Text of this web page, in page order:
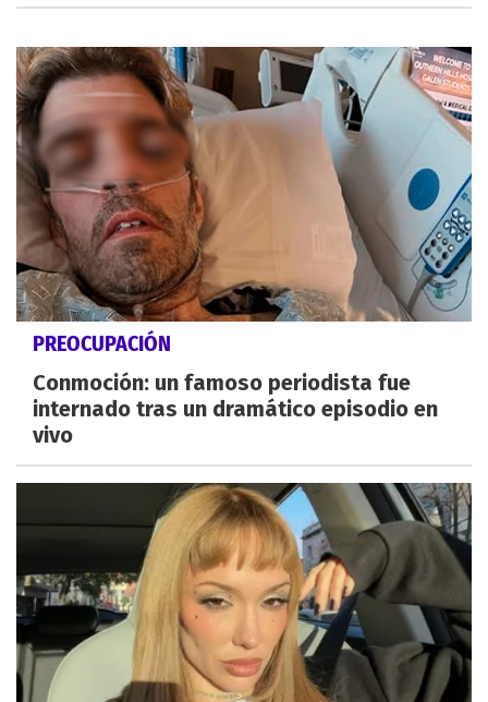
PREOCUPACIÓN
Conmoción: un famoso periodista fue
internado tras un dramático episodio en
vivo